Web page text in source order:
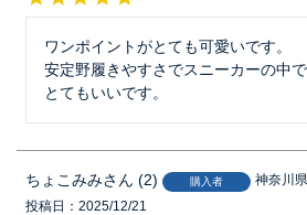
ワンポイントがとても可愛いです。
安定野履きやすさでスニーカーの中
とてもいいです。
ちょこみみ 2 購入者 神奈川県
投稿日
2025/12/21